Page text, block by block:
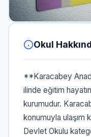
Okul
**Karacabey
ilinde eğitim
kurumudur.
konumuyla ulaşım
Devlet Okulu